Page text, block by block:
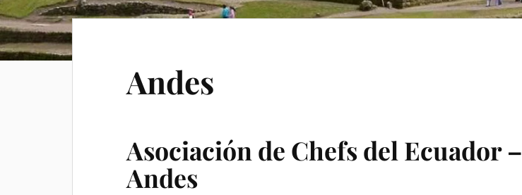
Andes
Asociación de Chefs del Ecuador –
Andes